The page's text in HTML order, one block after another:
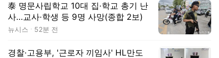
泰 명문사립학교 10대 집·학교 총기 난
사…교사·학생 등 9명 사망(종합 2보)
뉴시스 52분 전
경찰·고용부, '근로자 끼임사' HL만도